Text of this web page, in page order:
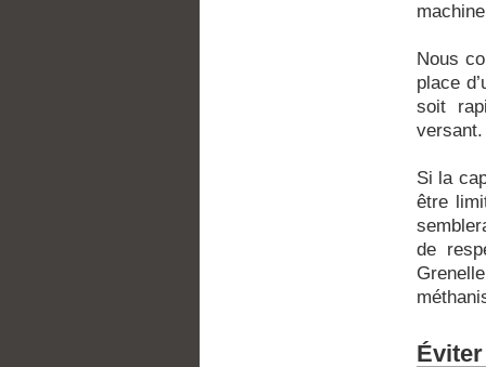
Nous
place
soit
versant.
Si la
être
de